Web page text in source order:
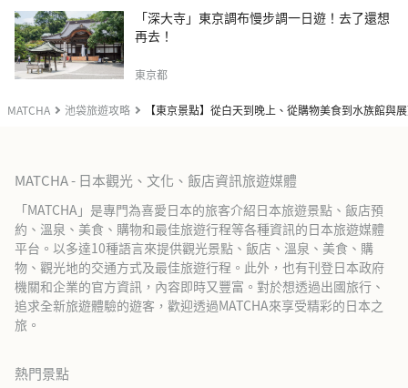
MATCHA 池袋旅遊攻略 【東京景點】從白天到晚上、從購物美食到水族館
「深大寺」東京調布慢步調一日遊！去了還想
再去！
東京都
MATCHA - 日本觀光、文化、飯店資訊旅遊媒體
「MATCHA」是專門為喜愛日本的旅客介紹日本旅遊景點、飯店預
約、溫泉、美食、購物和最佳旅遊行程等各種資訊的日本旅遊媒體
平台。以多達10種語言來提供觀光景點、飯店、溫泉、美食、購
物、觀光地的交通方式及最佳旅遊行程。此外，也有刊登日本政府
機關和企業的官方資訊，內容即時又豐富。對於想透過出國旅行、
追求全新旅遊體驗的遊客，歡迎透過MATCHA來享受精彩的日本之
旅。
熱門景點